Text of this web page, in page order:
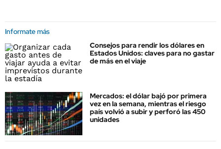
Informate más
Consejos para rendir los dólares en
Estados Unidos: claves para no gastar
de más en el viaje
Mercados: el dólar bajó por primera
vez en la semana, mientras el riesgo
país volvió a subir y perforó las 450
unidades